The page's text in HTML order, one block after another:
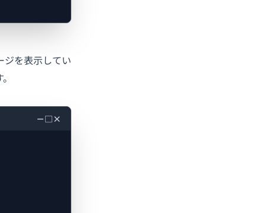
ジを表示してい
－□×